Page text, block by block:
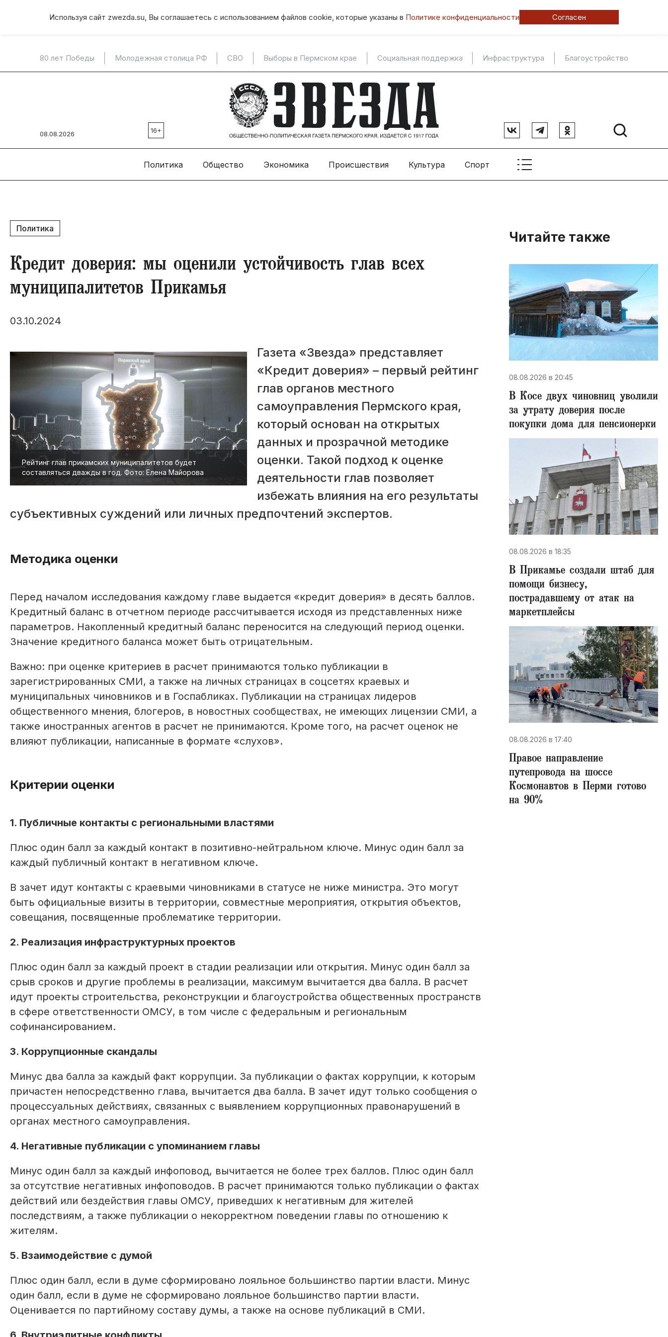
Используя сайт zwezda.su, Вы соглашаетесь с использованием файлов cookie, которые указаны в Политике конфиденциальности Согласен
80 лет Победы Молодежная столица РФ СВО Выборы в Пермском крае Социальная поддержка Инфраструктура Благоустройство
08.08.2026 16+
Политика Общество Экономика Происшествия Культура Спорт
Политика
Кредит доверия: мы оценили устойчивость глав всех
муниципалитетов Прикамья
03.10.2024
Рейтинг глав прикамских муниципалитетов будет
составляться дважды в год. Фото: Елена Майорова
Газета «Звезда» представляет
«Кредит доверия» – первый рейтинг
глав органов местного
самоуправления Пермского края,
который основан на открытых
данных и прозрачной методике
оценки. Такой подход к оценке
деятельности глав позволяет
избежать влияния на его результаты
субъективных суждений или личных предпочтений экспертов.
Методика оценки
Перед началом исследования каждому главе выдается «кредит доверия» в десять баллов.
Кредитный баланс в отчетном периоде рассчитывается исходя из представленных ниже
параметров. Накопленный кредитный баланс переносится на следующий период оценки.
Значение кредитного баланса может быть отрицательным.
Важно: при оценке критериев в расчет принимаются только публикации в
зарегистрированных СМИ, а также на личных страницах в соцсетях крае­вых и
муниципальных чиновников и в Госпабликах. Публикации на страницах лидеров
общественного мнения, блогеров, в новостных сообществах, не имеющих лицензии СМИ, а
также иностранных агентов в расчет не принимаются. Кроме того, на расчет оценок не
влияют публикации, написанные в формате «слухов».
Критерии оценки
1. Публичные контакты с региональными властями
Плюс один балл за каждый контакт в позитивно-нейтральном ключе. Минус один балл за
каждый публичный контакт в негативном ключе.
В зачет идут контакты с краевыми чиновниками в статусе не ниже министра. Это могут
быть официальные визиты в территории, совместные мероприятия, открытия объектов,
совещания, посвященные проблематике территории.
2. Реализация инфраструктурных проектов
Плюс один балл за каждый проект в стадии реализации или открытия. Минус один балл за
срыв сроков и другие проблемы в реализации, максимум вычитается два балла. В расчет
идут проекты строительства, реконструкции и благоустройства общественных пространств
в сфере ответственности ОМСУ, в том числе с федеральным и региональным
софинансированием.
3. Коррупционные скандалы
Минус два балла за каждый факт коррупции. За публикации о фактах коррупции, к которым
причастен непосредственно глава, вычитается два балла. В зачет идут только сообщения о
процессуальных действиях, связанных с выявлением коррупционных правонарушений в
органах местного самоуправления.
4. Негативные публикации с упоминанием главы
Минус один балл за каждый инфоповод, вычитается не более трех баллов. Плюс один балл
за отсутствие негативных инфоповодов. В расчет принимаются только публикации о фактах
действий или бездействия главы ОМСУ, приведших к негативным для жителей
последствиям, а также публикации о некорректном поведении главы по отношению к
жителям.
5. Взаимодействие с думой
Плюс один балл, если в думе сформировано лояльное большинство партии власти. Минус
один балл, если в думе не сформировано лояльное большинство партии власти.
Оценивается по партийному составу думы, а также на основе публикаций в СМИ.
Читайте также
08.08.2026 в 20:45
В Косе двух чиновниц уволили
за утрату доверия после
покупки дома для пенсионерки
08.08.2026 в 18:35
В Прикамье создали штаб для
помощи бизнесу,
пострадавшему от атак на
маркетплейсы
08.08.2026 в 17:40
Правое направление
путепровода на шоссе
Космонавтов в Перми готово
на 90%